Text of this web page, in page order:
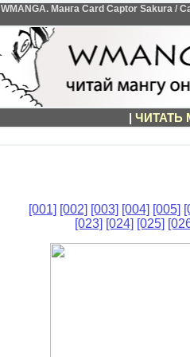
WMANGA. Манга Card Captor Sakura /
| ЧИТАТЬ
[001] [002] [003] [004] [005]
[023] [024] [025]